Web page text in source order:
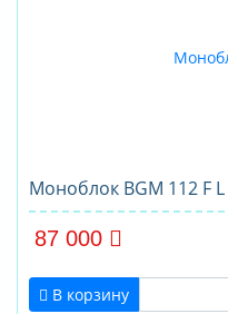
Моноблок BGM 112 F L
87 000
В корзину